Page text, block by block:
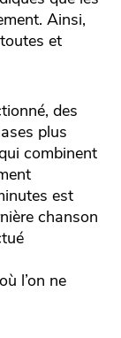
Ainsi,
et
des
plus
combinent
est
chanson
l’on ne